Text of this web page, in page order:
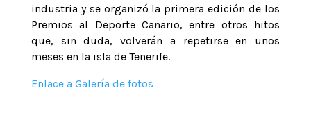
industria y se organizó la primera edición de los
Premios al Deporte Canario, entre otros hitos
que, sin duda, volverán a repetirse en unos
meses en la isla de Tenerife.
Enlace a Galería de fotos